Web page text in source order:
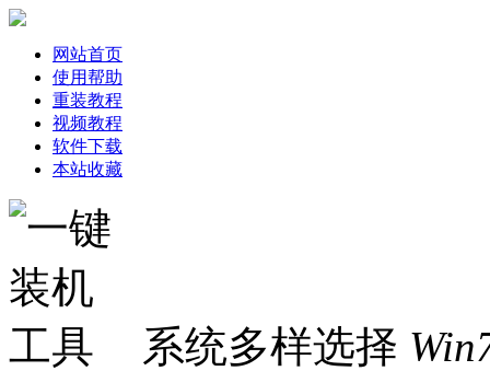
网站首页
使用帮助
重装教程
视频教程
软件下载
本站收藏
系统多样选择